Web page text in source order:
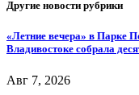
Другие новости рубрики
«Летние вечера» в Парке
Владивостоке собрала
Авг 7, 2026